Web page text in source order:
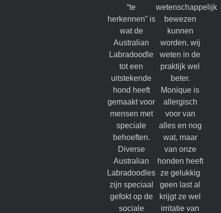
“te
herkennen” is
wat de
Australian
Labradoodle
tot een
uitstekende
hond heeft
gemaakt voor
mensen met
speciale
behoeften.
Diverse
Australian
Labradoodles
zijn speciaal
gefokt op de
sociale
wetenschappelijk
bewezen
kunnen
worden, wij
weten in de
praktijk wel
beter.
Monique is
allergisch
voor van
alles en nog
wat, maar
van onze
honden heeft
ze gelukkig
geen last al
krijgt ze wel
irritatie van